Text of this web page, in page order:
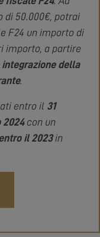
di 50.000€, potrai
F24 un importo di
importo, a partire
integrazione della
.
entro il 31
2024con un
il 2023in